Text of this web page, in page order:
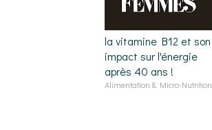
la vitamine B12 et son
impact sur l'énergie
après 40 ans !
Alimentation & Micro-Nutrition